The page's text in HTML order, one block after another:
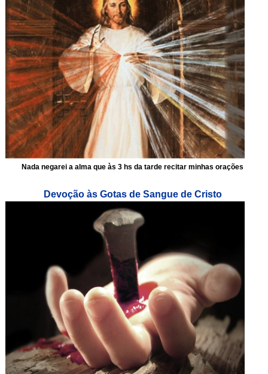
Nada negarei a alma que às 3 hs da tarde recitar minhas orações
Devoção às Gotas de Sangue de Cristo